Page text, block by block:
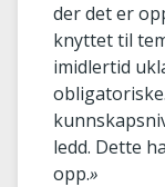
der det er
knyttet til
imidlertid
ledd. Dette
opp.»